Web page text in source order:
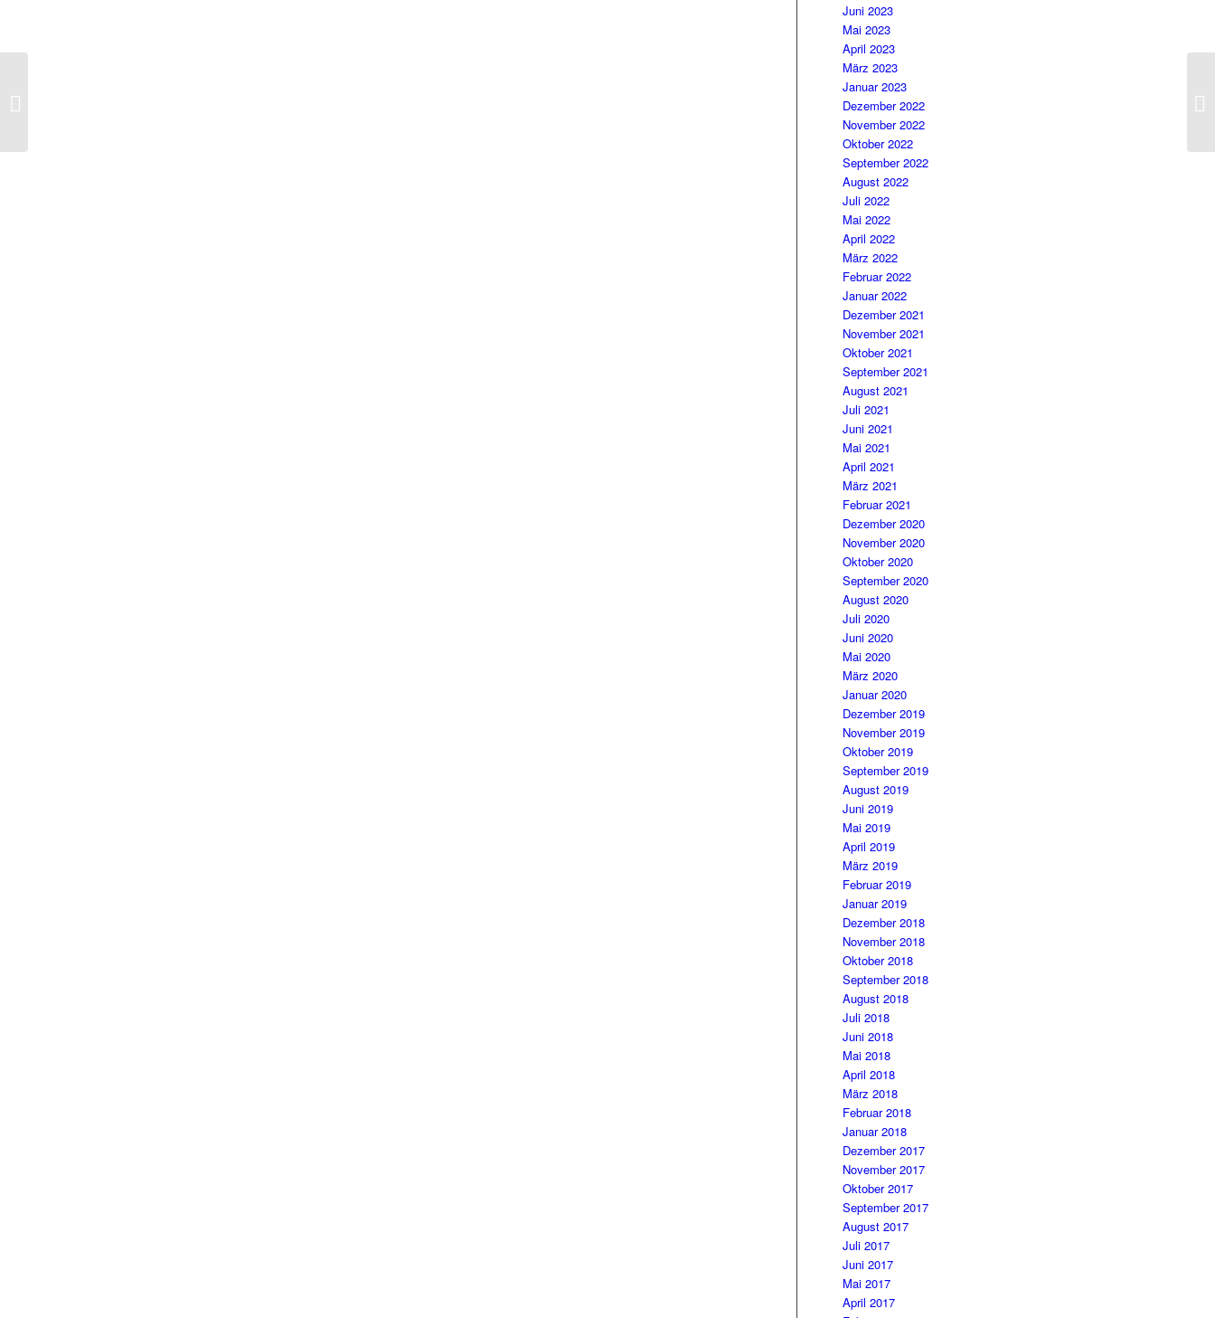
Juni 2023
Mai 2023
April 2023
März 2023
Januar 2023
Dezember 2022
November 2022
Oktober 2022
September 2022
August 2022
Juli 2022
Mai 2022
April 2022
März 2022
Februar 2022
Januar 2022
Dezember 2021
November 2021
Oktober 2021
September 2021
August 2021
Juli 2021
Juni 2021
Mai 2021
April 2021
März 2021
Februar 2021
Dezember 2020
November 2020
Oktober 2020
September 2020
August 2020
Juli 2020
Juni 2020
Mai 2020
März 2020
Januar 2020
Dezember 2019
November 2019
Oktober 2019
September 2019
August 2019
Juni 2019
Mai 2019
April 2019
März 2019
Februar 2019
Januar 2019
Dezember 2018
November 2018
Oktober 2018
September 2018
August 2018
Juli 2018
Juni 2018
Mai 2018
April 2018
März 2018
Februar 2018
Januar 2018
Dezember 2017
November 2017
Oktober 2017
September 2017
August 2017
Juli 2017
Juni 2017
Mai 2017
April 2017